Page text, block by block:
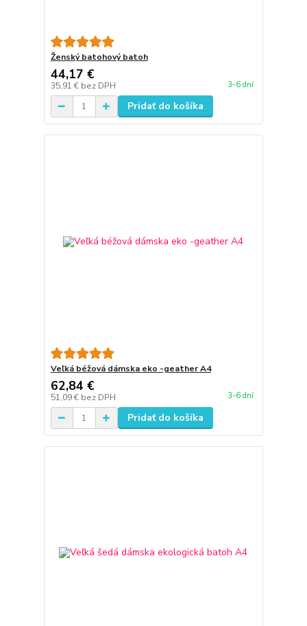
Ženský batohový batoh
44,17 €
35,91 € bez DPH 3-6 dní
Pridať do košíka
Veľká béžová dámska eko -geather A4
62,84 €
51,09 € bez DPH 3-6 dní
Pridať do košíka